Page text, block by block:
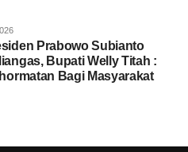
Prabowo Subianto
Bupati Welly Titah :
Bagi Masyarakat